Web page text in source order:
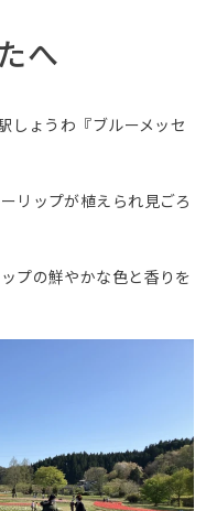
へ
しょうわ『ブルーメッセ
リップが植えられ見ごろ
プの鮮やかな色と香りを